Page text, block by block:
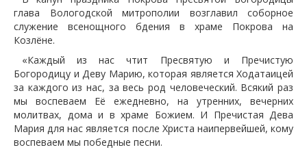
глава Вологодской митрополии возглавил соборное
служение всенощного бдения в храме Покрова на
Козлёне.
«Каждый из нас чтит Пресвятую и Пречистую
Богородицу и Деву Марию, которая является Ходатаицей
за каждого из нас, за весь род человеческий. Всякий раз
мы воспеваем Её ежедневно, на утренних, вечерних
молитвах, дома и в храме Божием. И Пречистая Дева
Мария для нас является после Христа наипервейшей, кому
воспеваем мы победные песни.